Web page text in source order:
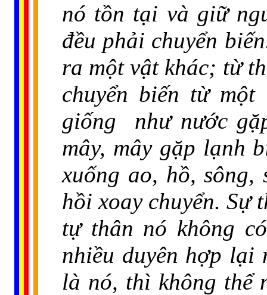
nó tồn tại và giữ
đều phải chuyển
ra một vật khác; từ
chuyển biến từ
giống như nước
mây, mây gặp lạnh
xuống ao, hồ,
hồi xoay chuyển. Sự
tự thân nó không
nhiều duyên hợp lại
là nó, thì không thể